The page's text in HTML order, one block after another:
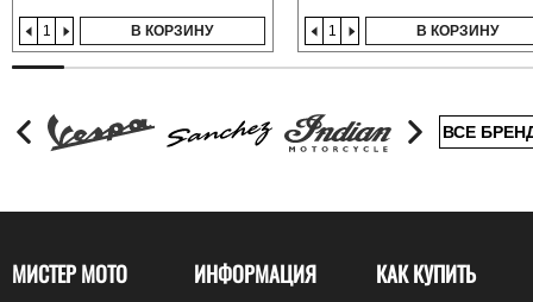
В КОРЗИНУ В КОРЗИНУ
ВСЕ
МИСТЕР МОТО ИНФОРМАЦИЯ КАК КУПИТЬ